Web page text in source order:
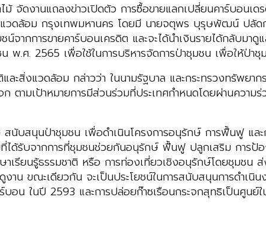
ม้ จัดงานแถลงข่าวเปิดตัว การซื้อขายแลกเปลี่ยนคาร์บอน
ดล้อม กรุงเทพมหานคร โดยมี นายจตุพร บุรุษพัฒน์ ปลัดก
จากการขายคาร์บอนเครดิต และจะได้นำเงินรายได้กลับม
น พ.ศ. 2565 เพื่อใช้ในการบริหารจัดการป่าชุมชน เพื่อให้ป่
งแวดล้อม กล่าวว่า ในนามรัฐบาล และกระทรวงทรัพยาก
ก ตามเป้าหมายการมีส่วนร่วมที่ประเทศกำหนดโดยผ่านคว
สนุนป่าชุมชน เพื่อดำเนินโครงการอนุรักษ์ การฟื้นฟู และ
ได้รับจากการที่ชุมชนช่วยกันอนุรักษ์ ฟื้นฟู ปลูกเสริม การป้
เรียนรู้ธรรมชาติ หรือ การท่องเที่ยวเชิงอนุรักษ์โดยชุมชน
ขณะเดียวกัน จะเป็นประโยชน์ในการสนับสนุนการดำเนิ
บอน ในปี 2593 และการปล่อยก๊าซเรือนกระจกสุทธิเป็นศูน